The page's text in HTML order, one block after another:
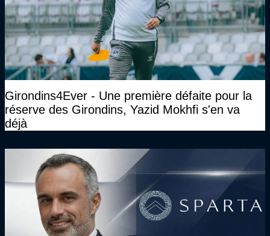
Girondins4Ever - Une première défaite pour la
réserve des Girondins, Yazid Mokhfi s'en va
déjà